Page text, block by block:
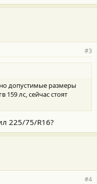
#3
допустимые размеры
159 лс, сейчас стоят
225/75/R16?
#4